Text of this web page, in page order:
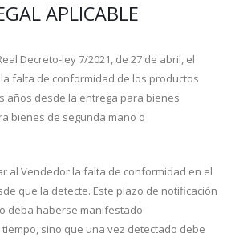
APLICABLE
Decreto-ley 7/2021, de 27 de abril, el
falta de conformidad de los productos
años desde la entrega para bienes
bienes de segunda mano o
al Vendedor la falta de conformidad en el
que la detecte. Este plazo de notificación
deba haberse manifestado
sino que una vez detectado debe